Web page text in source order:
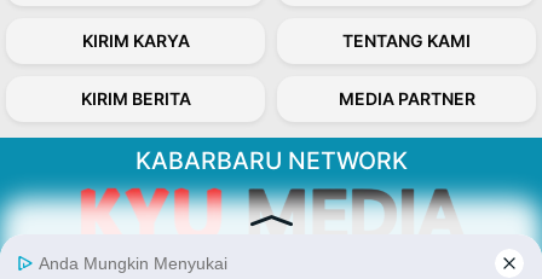
KIRIM KARYA TENTANG KAMI
KIRIM BERITA MEDIA PARTNER
KABARBARU NETWORK